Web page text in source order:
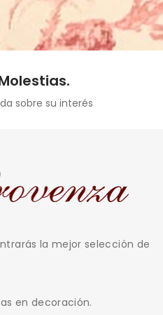
sobre su interés
la mejor selección de
en decoración.